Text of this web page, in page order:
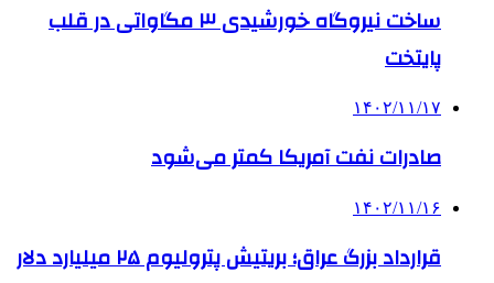
ساخت نیروگاه خورشیدی ۳ مگاواتی در قلب
پایتخت
۱۴۰۲/۱۱/۱۷
صادرات نفت آمریکا کمتر می‌شود
۱۴۰۲/۱۱/۱۶
قرارداد بزرگ عراق؛ بریتیش پترولیوم ۲۵ میلیارد دلار